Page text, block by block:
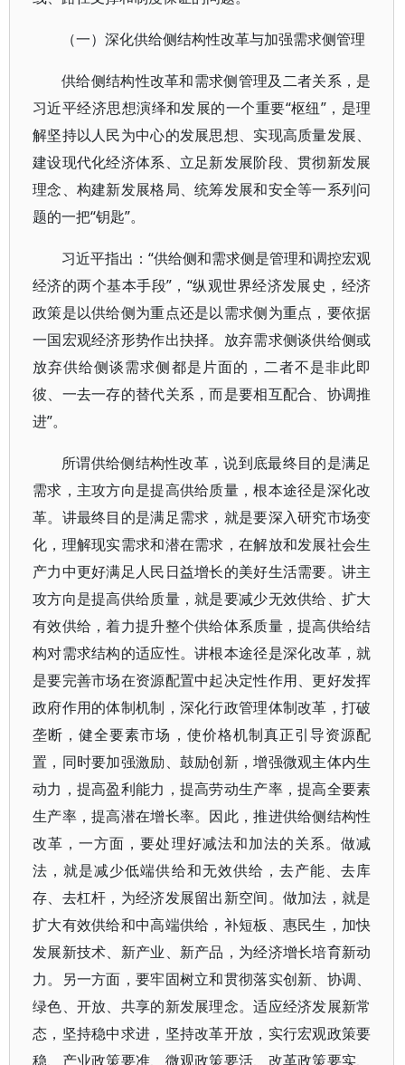
（一）深化供给侧结构性改革与加强需求侧管理
供给侧结构性改革和需求侧管理及二者关系，是
习近平经济思想演绎和发展的一个重要“枢纽”，是理
解坚持以人民为中心的发展思想、实现高质量发展、
建设现代化经济体系、立足新发展阶段、贯彻新发展
理念、构建新发展格局、统筹发展和安全等一系列问
题的一把“钥匙”。
习近平指出：“供给侧和需求侧是管理和调控宏观
经济的两个基本手段”，“纵观世界经济发展史，经济
政策是以供给侧为重点还是以需求侧为重点，要依据
一国宏观经济形势作出抉择。放弃需求侧谈供给侧或
放弃供给侧谈需求侧都是片面的，二者不是非此即
彼、一去一存的替代关系，而是要相互配合、协调推
进”。
所谓供给侧结构性改革，说到底最终目的是满足
需求，主攻方向是提高供给质量，根本途径是深化改
革。讲最终目的是满足需求，就是要深入研究市场变
化，理解现实需求和潜在需求，在解放和发展社会生
产力中更好满足人民日益增长的美好生活需要。讲主
攻方向是提高供给质量，就是要减少无效供给、扩大
有效供给，着力提升整个供给体系质量，提高供给结
构对需求结构的适应性。讲根本途径是深化改革，就
是要完善市场在资源配置中起决定性作用、更好发挥
政府作用的体制机制，深化行政管理体制改革，打破
垄断，健全要素市场，使价格机制真正引导资源配
置，同时要加强激励、鼓励创新，增强微观主体内生
动力，提高盈利能力，提高劳动生产率，提高全要素
生产率，提高潜在增长率。因此，推进供给侧结构性
改革，一方面，要处理好减法和加法的关系。做减
法，就是减少低端供给和无效供给，去产能、去库
存、去杠杆，为经济发展留出新空间。做加法，就是
扩大有效供给和中高端供给，补短板、惠民生，加快
发展新技术、新产业、新产品，为经济增长培育新动
力。另一方面，要牢固树立和贯彻落实创新、协调、
绿色、开放、共享的新发展理念。适应经济发展新常
态，坚持稳中求进，坚持改革开放，实行宏观政策要
稳、产业政策要准、微观政策要活、改革政策要实、